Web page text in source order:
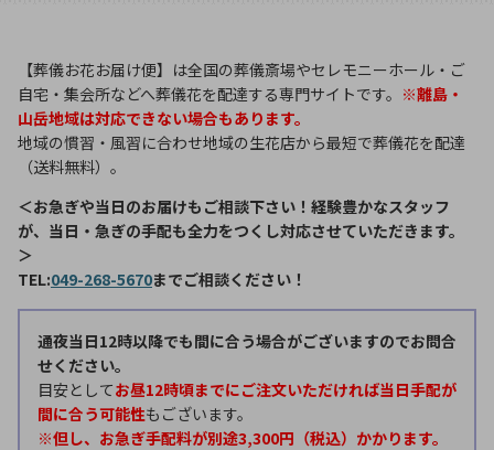
【葬儀お花お届け便】は全国の葬儀斎場やセレモニーホール・ご
自宅・集会所などへ葬儀花を配達する専門サイトです。 ※離島・
山岳地域は対応できない場合もあります。
地域の慣習・風習に合わせ地域の生花店から最短で葬儀花を配達
（送料無料）。
＜お急ぎや当日のお届けもご相談下さい！経験豊かなスタッフ
が、当日・急ぎの手配も全力をつくし対応させていただきます。
＞
TEL:049-268-5670までご相談ください！
通夜当日12時以降でも間に合う場合がございますのでお問合
せください。
目安としてお昼12時頃までにご注文いただければ当日手配が
間に合う可能性もございます。
※但し、お急ぎ手配料が別途3,300円（税込）かかります。